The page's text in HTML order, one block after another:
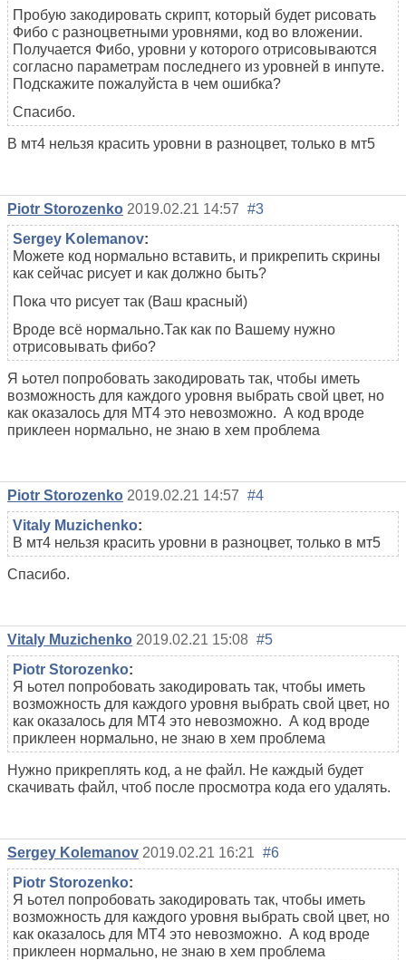
Пробую закодировать скрипт, который будет рисовать
Фибо с разноцветными уровнями, код во вложении.
Получается Фибо, уровни у которого отрисовываются
согласно параметрам последнего из уровней в инпуте.
Подскажите пожалуйста в чем ошибка?
Спасибо.
В мт4 нельзя красить уровни в разноцвет, только в мт5
Piotr Storozenko 2019.02.21 14:57 #3
Sergey Kolemanov:
Можете код нормально вставить, и прикрепить скрины
как сейчас рисует и как должно быть?
Пока что рисует так (Ваш красный)
Вроде всё нормально.Так как по Вашему нужно
отрисовывать фибо?
Я ьотел попробовать закодировать так, чтобы иметь
возможность для каждого уровня выбрать свой цвет, но
как оказалось для МТ4 это невозможно. А код вроде
приклеен нормально, не знаю в хем проблема
Piotr Storozenko 2019.02.21 14:57 #4
Vitaly Muzichenko:
В мт4 нельзя красить уровни в разноцвет, только в мт5
Спасибо.
Vitaly Muzichenko 2019.02.21 15:08 #5
Piotr Storozenko:
Я ьотел попробовать закодировать так, чтобы иметь
возможность для каждого уровня выбрать свой цвет, но
как оказалось для МТ4 это невозможно. А код вроде
приклеен нормально, не знаю в хем проблема
Нужно прикреплять код, а не файл. Не каждый будет
скачивать файл, чтоб после просмотра кода его удалять.
Sergey Kolemanov 2019.02.21 16:21 #6
Piotr Storozenko:
Я ьотел попробовать закодировать так, чтобы иметь
возможность для каждого уровня выбрать свой цвет, но
как оказалось для МТ4 это невозможно. А код вроде
приклеен нормально, не знаю в хем проблема